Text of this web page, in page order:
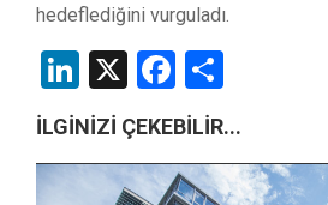
hedeflediğini vurguladı.
LinkedIn
X Facebook
İLGİNİZİ ÇEKEBİLİR...